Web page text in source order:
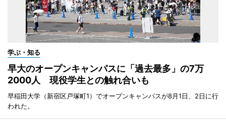
学ぶ・知る
早大のオープンキャンパスに「過去最多」の7万
2000人 現役学生との触れ合いも
早稲田大学（新宿区戸塚町1）でオープンキャンパスが8月1日、2日に行
われた。